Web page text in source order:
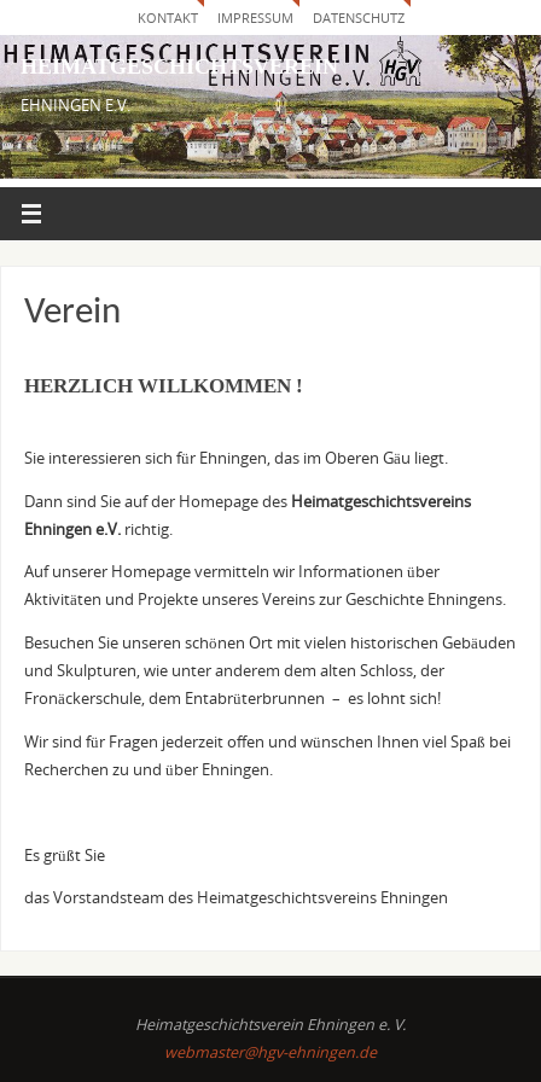
KONTAKT IMPRESSUM DATENSCHUTZ
HEIMATGESCHICHTSVEREIN
EHNINGEN E.V.
Verein
HERZLICH WILLKOMMEN !
Sie interessieren sich für Ehningen, das im Oberen Gäu liegt.
Dann sind Sie auf der Homepage des Heimatgeschichtsvereins
Ehningen e.V.richtig.
Auf unserer Homepage vermitteln wir Informationen über
Aktivitäten und Projekte unseres Vereins zur Geschichte Ehningens.
Besuchen Sie unseren schönen Ort mit vielen historischen Gebäuden
und Skulpturen, wie unter anderem dem alten Schloss, der
Fronäckerschule, dem Entabrüterbrunnen – es lohnt sich!
Wir sind für Fragen jederzeit offen und wünschen Ihnen viel Spaß bei
Recherchen zu und über Ehningen.
Es grüßt Sie
das Vorstandsteam des Heimatgeschichtsvereins Ehningen
Heimatgeschichtsverein Ehningen e. V.
webmaster@hgv-ehningen.de